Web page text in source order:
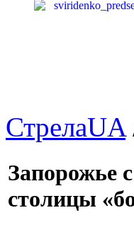
СтрелаUA
Запорожье
столицы